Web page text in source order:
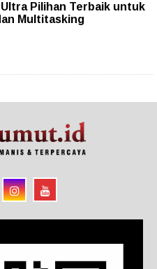
Pilihan Terbaik untuk
Multitasking